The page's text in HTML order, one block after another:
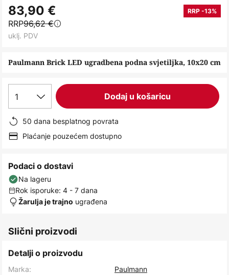
to
the
beginning
the
Paulmann Brick LED ugradbena podna svjetiljka, 10x20 cm
83,90 € RRP -13%
RRP96,62 €
uklj. PDV
1 Dodaj u košaricu
50 dana besplatnog povrata
Plaćanje pouzećem dostupno
Podaci o dostavi
Na lageru
Rok isporuke: 4 - 7 dana
Žarulja je trajno ugrađena
Slični proizvodi
Detalji o proizvodu
Marka:
Paulmann